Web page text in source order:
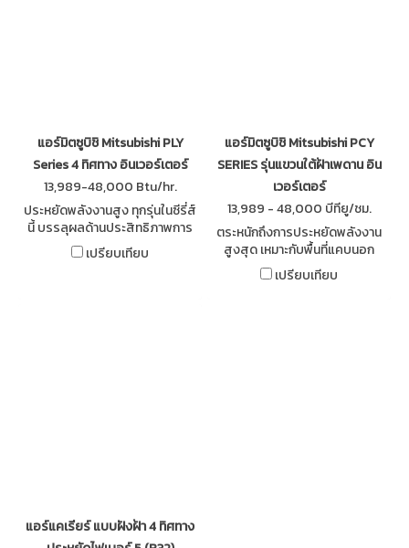
แอร์มิตซูบิชิ Mitsubishi PLY
Series 4 ทิศทาง อินเวอร์เตอร์
13,989-48,000 Btu/hr.
ประหยัดพลังงานสูง ทุกรุ่นในซีรี่ส์
นี้ บรรลุผลด้านประสิทธิภาพการ
ประหยัดพลังงานระดับสูงสุด มี
ส่วนช่วยลดการใช้พลังงานในบ้าน
เปรียบเทียบ
แอร์มิตซูบิชิ Mitsubishi PCY
SERIES รุ่นแขวนใต้ฝ้าเพดาน อิน
เวอร์เตอร์
13,989 - 48,000 บีทียู/ชม.
ตระหนักถึงการประหยัดพลังงาน
สูงสุด เหมาะกับพื้นที่แคบนอก
อาคาร ชุดติดตั้งภายนอก ง่ายต่อ
การติดตั้ง ง่ายต่อการขนส่ง จา
เปรียบเทียบ
แอร์แคเรียร์ แบบฝังฝ้า 4 ทิศทาง